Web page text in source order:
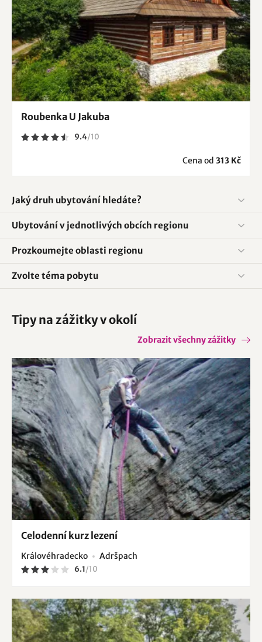
Roubenka U Jakuba
9.4/10
Cena od 313 Kč
Jaký druh ubytování hledáte?
Ubytování v jednotlivých obcích regionu
Prozkoumejte oblasti regionu
Zvolte téma pobytu
Tipy na zážitky v okolí
Zobrazit všechny zážitky
Celodenní kurz lezení
Královéhradecko Adršpach
6.1/10